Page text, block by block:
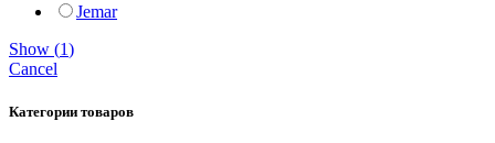
Jemar
Show (1)
Cancel
Категории товаров